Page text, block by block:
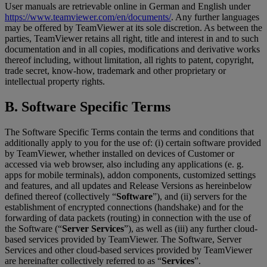
User manuals are retrievable online in German and English under
https://www.teamviewer.com/en/documents/. Any further languages
may be offered by TeamViewer at its sole discretion. As between the
parties, TeamViewer retains all right, title and interest in and to such
documentation and in all copies, modifications and derivative works
thereof including, without limitation, all rights to patent, copyright,
trade secret, know-how, trademark and other proprietary or
intellectual property rights.
B. Software Specific Terms
The Software Specific Terms contain the terms and conditions that
additionally apply to you for the use of: (i) certain software provided
by TeamViewer, whether installed on devices of Customer or
accessed via web browser, also including any applications (e. g.
apps for mobile terminals), addon components, customized settings
and features, and all updates and Release Versions as hereinbelow
defined thereof (collectively “Software”), and (ii) servers for the
establishment of encrypted connections (handshake) and for the
forwarding of data packets (routing) in connection with the use of
the Software (“Server Services”), as well as (iii) any further cloud-
based services provided by TeamViewer. The Software, Server
Services and other cloud-based services provided by TeamViewer
are hereinafter collectively referred to as “Services”.